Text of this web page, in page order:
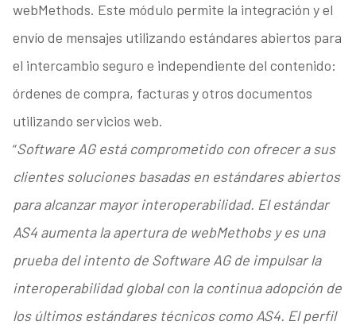
webMethods. Este módulo permite la integración y el
envío de mensajes utilizando estándares abiertos para
el intercambio seguro e independiente del contenido:
órdenes de compra, facturas y otros documentos
utilizando servicios web.
“Software AG está comprometido con ofrecer a sus
clientes soluciones basadas en estándares abiertos
para alcanzar mayor interoperabilidad. El estándar
AS4 aumenta la apertura de webMethobs y es una
prueba del intento de Software AG de impulsar la
interoperabilidad global con la continua adopción de
los últimos estándares técnicos como AS4. El perfil